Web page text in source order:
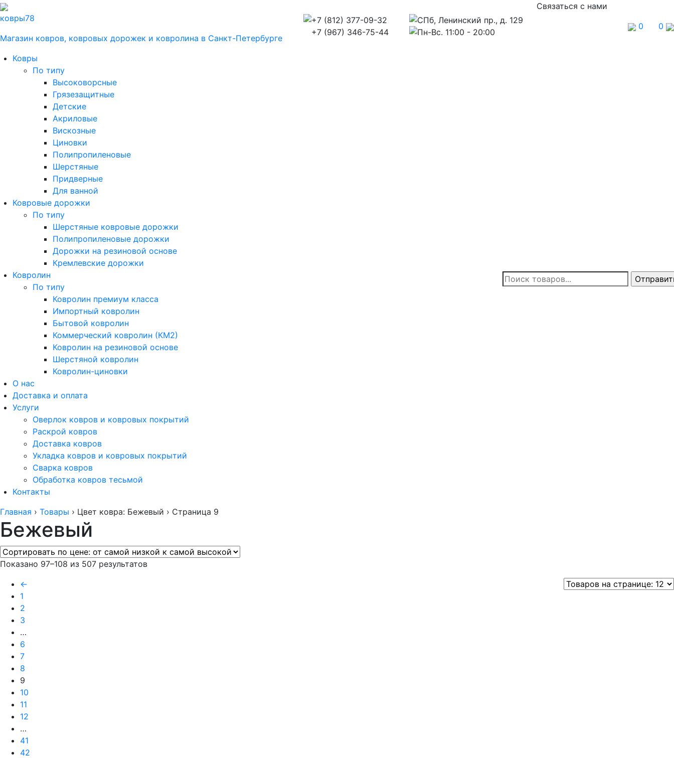
ковры78
Магазин ковров, ковровых дорожек и ковролина в Санкт-Петербурге
+7 (812) 377-09-32
+7 (967) 346-75-44
СПб, Ленинский пр., д. 129
Пн-Вс. 11:00 - 20:00
Связаться с нами
0
0
Ковры
По типу
Высоковорсные
Грязезащитные
Детские
Акриловые
Вискозные
Циновки
Полипропиленовые
Шерстяные
Придверные
Для ванной
Ковровые дорожки
По типу
Шерстяные ковровые дорожки
Полипропиленовые дорожки
Дорожки на резиновой основе
Кремлевские дорожки
Ковролин
По типу
Ковролин премиум класса
Импортный ковролин
Бытовой ковролин
Коммерческий ковролин (КМ2)
Ковролин на резиновой основе
Шерстяной ковролин
Ковролин-циновки
О нас
Доставка и оплата
Услуги
Оверлок ковров и ковровых покрытий
Раскрой ковров
Доставка ковров
Укладка ковров и ковровых покрытий
Сварка ковров
Обработка ковров тесьмой
Контакты
Главная › Товары › Цвет ковра: Бежевый › Страница 9
Бежевый
Показано 97–108 из 507 результатов
←
1
2
3
…
6
7
8
9
10
11
12
…
41
42